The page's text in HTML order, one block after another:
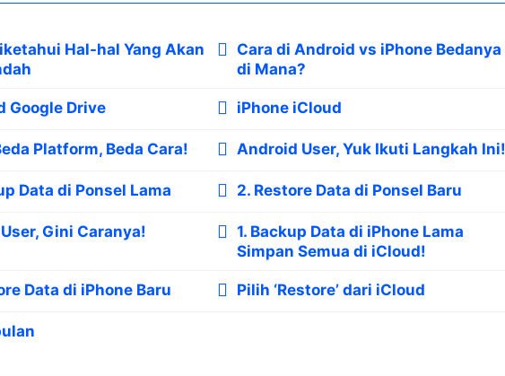
Hal-hal Yang Akan
Cara di Android vs iPhone Bedanya
di Mana?
Google Drive iPhone iCloud
Platform, Beda Cara! Android User, Yuk Ikuti Langkah Ini!
Data di Ponsel Lama 2. Restore Data di Ponsel Baru
Gini Caranya!
1. Backup Data di iPhone Lama
Simpan Semua di iCloud!
Data di iPhone Baru Pilih ‘Restore’ dari iCloud